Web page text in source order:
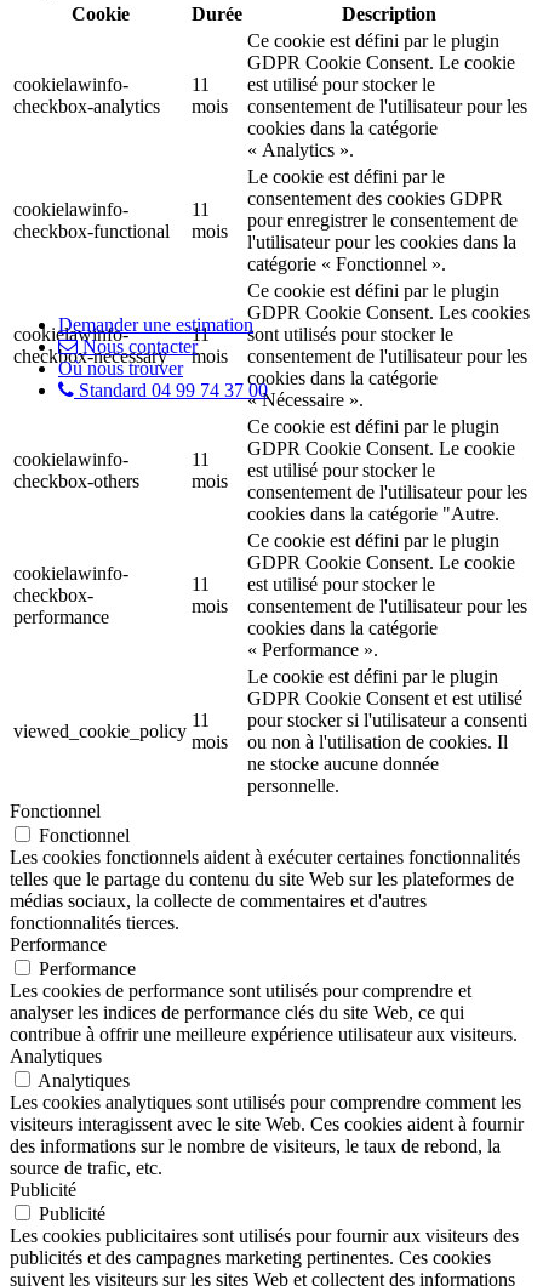
Cookie
Durée Description
cookielawinfo-
checkbox-analytics
11
mois
Ce cookie est défini par le plugin
GDPR Cookie Consent. Le cookie
est utilisé pour stocker le
consentement de l'utilisateur pour les
cookies dans la catégorie
« Analytics ».
cookielawinfo-
checkbox-functional
11
mois
Le cookie est défini par le
consentement des cookies GDPR
pour enregistrer le consentement de
l'utilisateur pour les cookies dans la
catégorie « Fonctionnel ».
cookielawinfo-
checkbox-necessary
11
mois
Ce cookie est défini par le plugin
GDPR Cookie Consent. Les cookies
sont utilisés pour stocker le
consentement de l'utilisateur pour les
cookies dans la catégorie
« Nécessaire ».
cookielawinfo-
checkbox-others
11
mois
Ce cookie est défini par le plugin
GDPR Cookie Consent. Le cookie
est utilisé pour stocker le
consentement de l'utilisateur pour les
cookies dans la catégorie "Autre.
cookielawinfo-
checkbox-
performance
11
mois
Ce cookie est défini par le plugin
GDPR Cookie Consent. Le cookie
est utilisé pour stocker le
consentement de l'utilisateur pour les
cookies dans la catégorie
« Performance ».
viewed_cookie_policy
11
mois
Le cookie est défini par le plugin
GDPR Cookie Consent et est utilisé
pour stocker si l'utilisateur a consenti
ou non à l'utilisation de cookies. Il
ne stocke aucune donnée
personnelle.
Fonctionnel
Fonctionnel
Les cookies fonctionnels aident à exécuter certaines fonctionnalités
telles que le partage du contenu du site Web sur les plateformes de
médias sociaux, la collecte de commentaires et d'autres
fonctionnalités tierces.
Performance
Performance
Les cookies de performance sont utilisés pour comprendre et
analyser les indices de performance clés du site Web, ce qui
contribue à offrir une meilleure expérience utilisateur aux visiteurs.
Analytiques
Analytiques
Les cookies analytiques sont utilisés pour comprendre comment les
visiteurs interagissent avec le site Web. Ces cookies aident à fournir
des informations sur le nombre de visiteurs, le taux de rebond, la
source de trafic, etc.
Publicité
Publicité
Les cookies publicitaires sont utilisés pour fournir aux visiteurs des
publicités et des campagnes marketing pertinentes. Ces cookies
suivent les visiteurs sur les sites Web et collectent des informations
Demander une estimation
Nous contacter
Où nous trouver
Standard 04 99 74 37 00